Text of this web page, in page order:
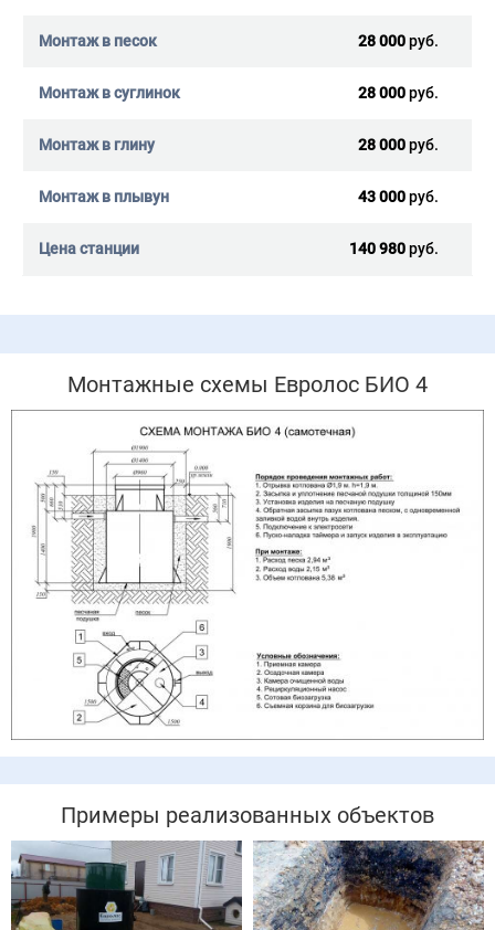
28 000руб.
28 000руб.
28 000руб.
43 000руб.
140 980руб.
Монтажные схемы Евролос БИО 4
Примеры реализованных объектов